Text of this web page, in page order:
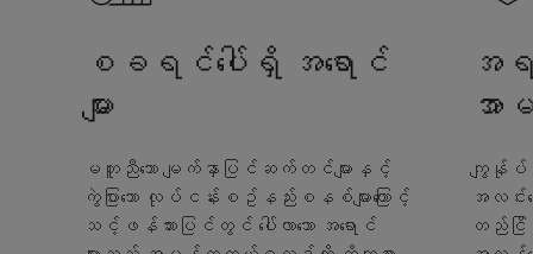
စခရင်ပေါ်ရှိ အရောင်
များ
မတူညီသော မျက်နှာပြင်ဆက်တင်များနှင့်
ကွဲပြားသော လုပ်ငန်းစဥ်နည်းစနစ်များကြောင့်
သင့်ဖန်သားပြင်တွင် ပေါ်လာသော အရောင်
အရ
အ
ကျွန်ုပ်တို့
အလင်း
တည်ငြိ